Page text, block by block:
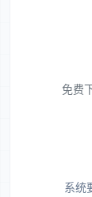
免费
系统